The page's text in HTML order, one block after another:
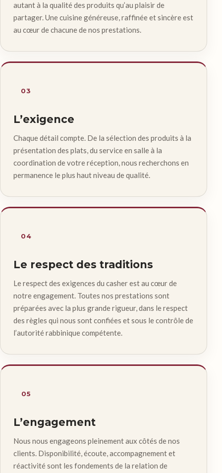
autant à la qualité des produits qu’au plaisir de
partager. Une cuisine généreuse, raffinée et sincère est
au cœur de chacune de nos prestations.
03
L’exigence
Chaque détail compte. De la sélection des produits à la
présentation des plats, du service en salle à la
coordination de votre réception, nous recherchons en
permanence le plus haut niveau de qualité.
04
Le respect des traditions
Le respect des exigences du casher est au cœur de
notre engagement. Toutes nos prestations sont
préparées avec la plus grande rigueur, dans le respect
des règles qui nous sont confiées et sous le contrôle de
l’autorité rabbinique compétente.
05
L’engagement
Nous nous engageons pleinement aux côtés de nos
clients. Disponibilité, écoute, accompagnement et
réactivité sont les fondements de la relation de